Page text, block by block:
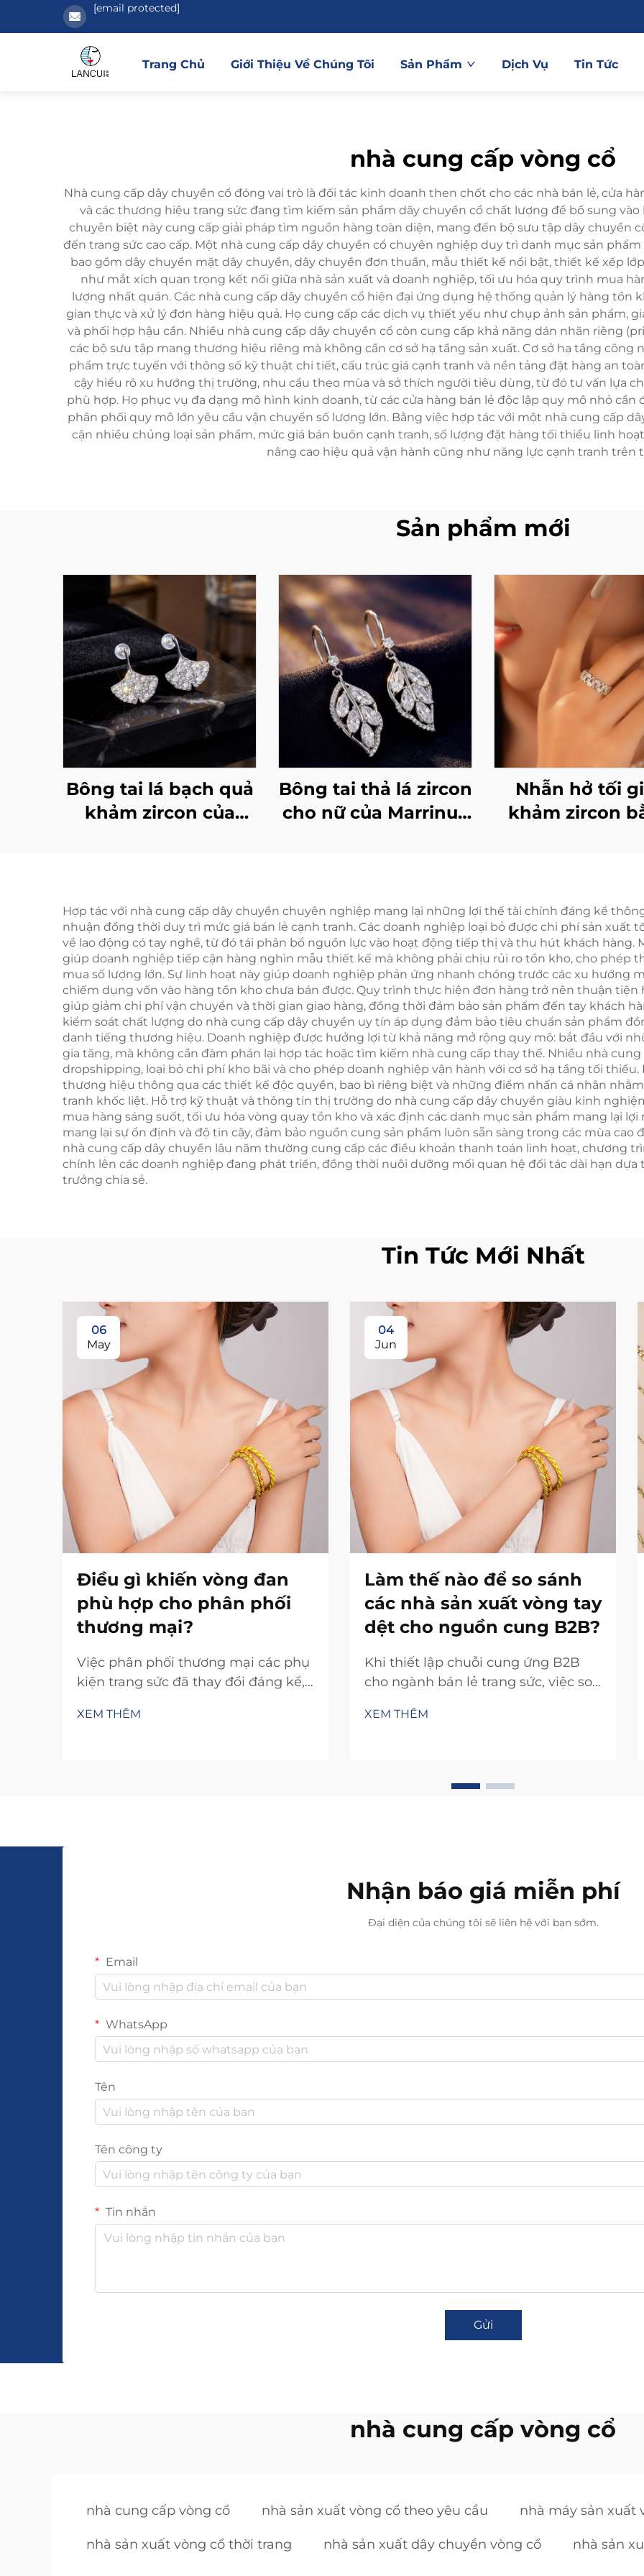
[email protected]
Trang Chủ Giới Thiệu Về Chúng Tôi Sản Phẩm Dịch Vụ Tin Tức
nhà cung cấp vòng cổ
Nhà cung cấp dây chuyền cổ đóng vai trò là đối tác kinh doanh then chốt cho các nhà bán lẻ, cửa
và các thương hiệu trang sức đang tìm kiếm sản phẩm dây chuyền cổ chất lượng để bổ sung
chuyên biệt này cung cấp giải pháp tìm nguồn hàng toàn diện, mang đến bộ sưu tập dây chuyền
đến trang sức cao cấp. Một nhà cung cấp dây chuyền cổ chuyên nghiệp duy trì danh mục sản
bao gồm dây chuyền mặt dây chuyền, dây chuyền đơn thuần, mẫu thiết kế nổi bật, thiết kế xếp
như mắt xích quan trọng kết nối giữa nhà sản xuất và doanh nghiệp, tối ưu hóa quy trình mua
lượng nhất quán. Các nhà cung cấp dây chuyền cổ hiện đại ứng dụng hệ thống quản lý hàng tồn
gian thực và xử lý đơn hàng hiệu quả. Họ cung cấp các dịch vụ thiết yếu như chụp ảnh sản phẩm,
và phối hợp hậu cần. Nhiều nhà cung cấp dây chuyền cổ còn cung cấp khả năng dán nhãn riêng
các bộ sưu tập mang thương hiệu riêng mà không cần cơ sở hạ tầng sản xuất. Cơ sở hạ tầng
phẩm trực tuyến với thông số kỹ thuật chi tiết, cấu trúc giá cạnh tranh và nền tảng đặt hàng an
cậy hiểu rõ xu hướng thị trường, nhu cầu theo mùa và sở thích người tiêu dùng, từ đó tư vấn lựa
phù hợp. Họ phục vụ đa dạng mô hình kinh doanh, từ các cửa hàng bán lẻ độc lập quy mô nhỏ
phân phối quy mô lớn yêu cầu vận chuyển số lượng lớn. Bằng việc hợp tác với một nhà cung cấp
cận nhiều chủng loại sản phẩm, mức giá bán buôn cạnh tranh, số lượng đặt hàng tối thiểu linh
nâng cao hiệu quả vận hành cũng như năng lực cạnh tranh trên
Sản phẩm mới
Bông tai lá bạch quả
khảm zircon của
Bông tai thả lá zircon
cho nữ của Marrinu |
trọng nhẹ nhàng lấy
cảm hứng từ rừng
cây, phối màu vàng
và bạc | Trang sức
hàng ngày đa năng
Nhẫn hở tối
khảm zircon
Hợp tác với nhà cung cấp dây chuyền chuyên nghiệp mang lại những lợi thế tài chính đáng kể
nhuận đồng thời duy trì mức giá bán lẻ cạnh tranh. Các doanh nghiệp loại bỏ được chi phí sản xuất
về lao động có tay nghề, từ đó tái phân bổ nguồn lực vào hoạt động tiếp thị và thu hút khách hàng.
giúp doanh nghiệp tiếp cận hàng nghìn mẫu thiết kế mà không phải chịu rủi ro tồn kho, cho phép
mua số lượng lớn. Sự linh hoạt này giúp doanh nghiệp phản ứng nhanh chóng trước các xu hướng
chiếm dụng vốn vào hàng tồn kho chưa bán được. Quy trình thực hiện đơn hàng trở nên thuận tiện
giúp giảm chi phí vận chuyển và thời gian giao hàng, đồng thời đảm bảo sản phẩm đến tay khách
kiểm soát chất lượng do nhà cung cấp dây chuyền uy tín áp dụng đảm bảo tiêu chuẩn sản phẩm
danh tiếng thương hiệu. Doanh nghiệp được hưởng lợi từ khả năng mở rộng quy mô: bắt đầu với
gia tăng, mà không cần đàm phán lại hợp tác hoặc tìm kiếm nhà cung cấp thay thế. Nhiều nhà
dropshipping, loại bỏ chi phí kho bãi và cho phép doanh nghiệp vận hành với cơ sở hạ tầng tối
thương hiệu thông qua các thiết kế độc quyền, bao bì riêng biệt và những điểm nhấn cá nhân
tranh khốc liệt. Hỗ trợ kỹ thuật và thông tin thị trường do nhà cung cấp dây chuyền giàu kinh
mua hàng sáng suốt, tối ưu hóa vòng quay tồn kho và xác định các danh mục sản phẩm mang lại
mang lại sự ổn định và độ tin cậy, đảm bảo nguồn cung sản phẩm luôn sẵn sàng trong các mùa cao
nhà cung cấp dây chuyền lâu năm thường cung cấp các điều khoản thanh toán linh hoạt, chương
chính lên các doanh nghiệp đang phát triển, đồng thời nuôi dưỡng mối quan hệ đối tác dài hạn
trưởng chia sẻ.
Tin Tức Mới Nhất
06
May
Điều gì khiến vòng đan
phù hợp cho phân phối
thương mại?
Việc phân phối thương mại các phụ
kiện trang sức đã thay đổi đáng kể,
lên như một trong những danh mục
XEM THÊM
04
Jun
Làm thế nào để so sánh
các nhà sản xuất vòng tay
dệt cho nguồn cung B2B?
Khi thiết lập chuỗi cung ứng B2B
cho ngành bán lẻ trang sức, việc so
đòi hỏi một cách tiếp cận có hệ
XEM THÊM
Nhận báo giá miễn phí
Đại diện của chúng tôi sẽ liên hệ với bạn sớm.
Email
WhatsApp
Tên
Tên công ty
Tin nhắn
Gửi
nhà cung cấp vòng cổ
nhà cung cấp vòng cổ nhà sản xuất vòng cổ theo yêu cầu nhà máy sản xuất
nhà sản xuất vòng cổ thời trang nhà sản xuất dây chuyền vòng cổ nhà sản